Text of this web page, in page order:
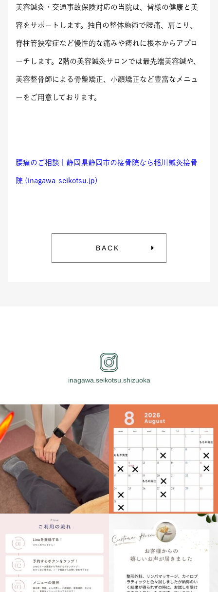
美容鍼灸・交通事故保険対応の当院は、皆様の健康と美
容をサポートします。独自の整体施術で腰痛、肩こり、
脊柱管狭窄症など慢性的な痛みや痺れに根本からアプロ
ーチします。2階の美容鍼灸サロンでは最先端美容鍼や、
美容整骨師による骨盤矯正、小顔矯正など豊富なメニュ
ーをご用意しております。
腰痛のご相談 | 静岡県静岡市の接骨院なら稲川鍼灸接骨
院 (inagawa-seikotsu.jp)
BACK
inagawa.seikotsu.shizuoka